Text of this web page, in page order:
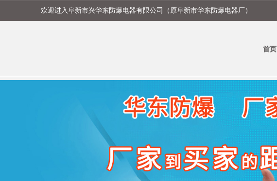
欢迎进入阜新市兴华东防爆电器有限公司（原阜新市华东防爆电器厂）
首页